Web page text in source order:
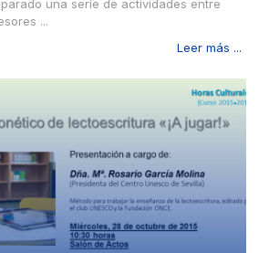
una serie de actividades entre
...
Leer más ...